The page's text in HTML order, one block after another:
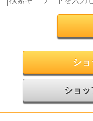
ショ
ショ